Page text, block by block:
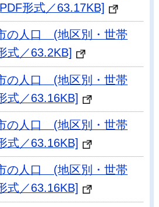
形式／63.17KB]
人口 (地区別・世帯
式／63.2KB]
人口 (地区別・世帯
式／63.16KB]
人口 (地区別・世帯
式／63.16KB]
人口 (地区別・世帯
式／63.16KB]